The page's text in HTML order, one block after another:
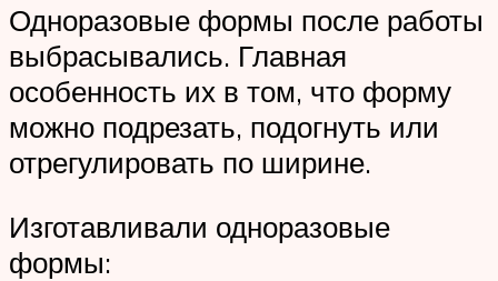
Одноразовые формы после работы
выбрасывались. Главная
особенность их в том, что форму
можно подрезать, подогнуть или
отрегулировать по ширине.
Изготавливали одноразовые
формы: